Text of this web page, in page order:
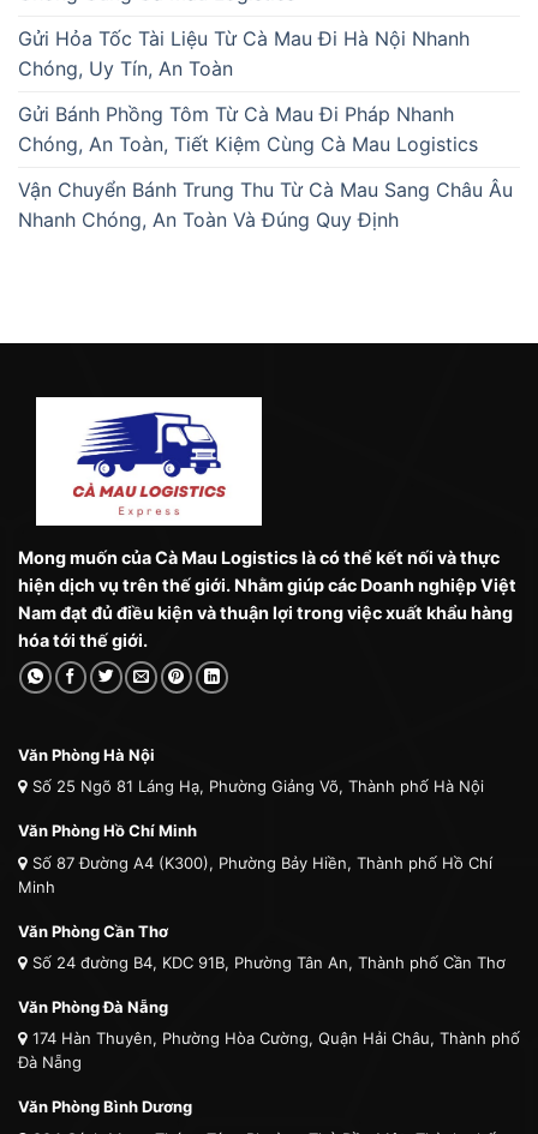
Gửi Hỏa Tốc Tài Liệu Từ Cà Mau Đi Hà Nội Nhanh
Chóng, Uy Tín, An Toàn
Gửi Bánh Phồng Tôm Từ Cà Mau Đi Pháp Nhanh
Chóng, An Toàn, Tiết Kiệm Cùng Cà Mau Logistics
Vận Chuyển Bánh Trung Thu Từ Cà Mau Sang Châu Âu
Nhanh Chóng, An Toàn Và Đúng Quy Định
Mong muốn của Cà Mau Logistics là có thể kết nối và thực
hiện dịch vụ trên thế giới. Nhằm giúp các Doanh nghiệp Việt
Nam đạt đủ điều kiện và thuận lợi trong việc xuất khẩu hàng
hóa tới thế giới.
Văn Phòng Hà Nội
Số 25 Ngõ 81 Láng Hạ, Phường Giảng Võ, Thành phố Hà Nội
Văn Phòng Hồ Chí Minh
Số 87 Đường A4 (K300), Phường Bảy Hiền, Thành phố Hồ Chí
Minh
Văn Phòng Cần Thơ
Số 24 đường B4, KDC 91B, Phường Tân An, Thành phố Cần Thơ
Văn Phòng Đà Nẵng
174 Hàn Thuyên, Phường Hòa Cường, Quận Hải Châu, Thành phố
Đà Nẵng
Văn Phòng Bình Dương